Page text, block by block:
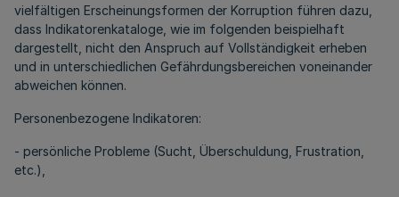
vielfältigen Erscheinungsformen der Korruption führen dazu,
dass Indikatorenkataloge, wie im folgenden beispielhaft
dargestellt, nicht den Anspruch auf Vollständigkeit erheben
und in unterschiedlichen Gefährdungsbereichen voneinander
abweichen können.
Personenbezogene Indikatoren:
- persönliche Probleme (Sucht, Überschuldung, Frustration,
etc.),